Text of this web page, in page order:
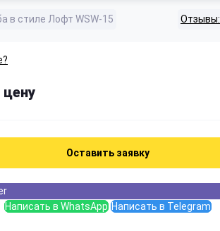
в стиле Лофт WSW-15 Отзывы:
Оставить заявку
Написать в WhatsApp Написать в Telegram